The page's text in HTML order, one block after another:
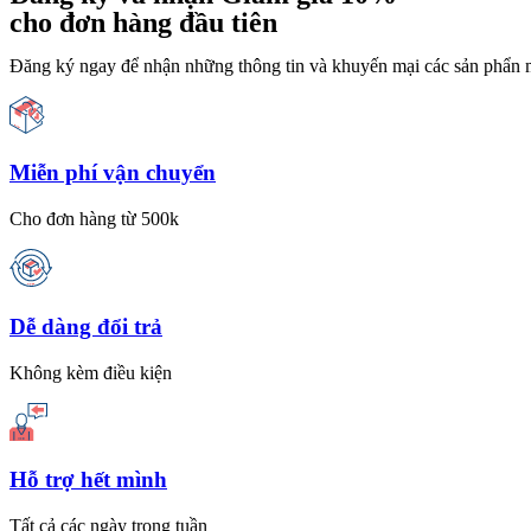
cho đơn hàng đầu tiên
Đăng ký ngay để nhận những thông tin và khuyến mại các sản phẩn
Miễn phí vận chuyển
Cho đơn hàng từ 500k
Dễ dàng đổi trả
Không kèm điều kiện
Hỗ trợ hết mình
Tất cả các ngày trong tuần